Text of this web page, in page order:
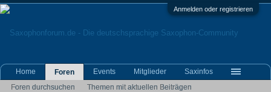
Anmelden oder registrieren
Home
Foren
Foren durchsuchen
Themen mit aktuellen Beiträgen
Events Mitglieder Saxinfos